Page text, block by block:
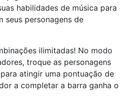
habilidades de música para
seus personagens de
ilimitadas! No modo
troque as personagens
atingir uma pontuação de
a completar a barra ganha o